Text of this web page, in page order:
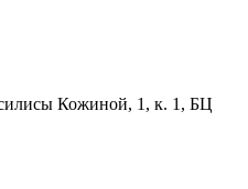
Кожиной, 1, к. 1, БЦ